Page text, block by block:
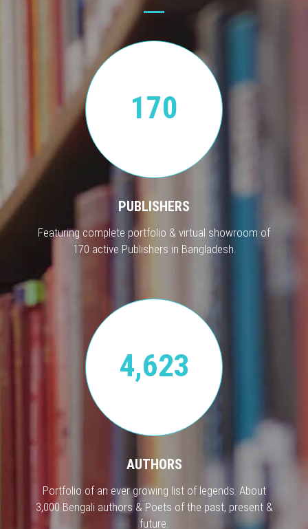
170
PUBLISHERS
Featuring complete portfolio & virtual showroom of
170 active Publishers in Bangladesh.
4,623
AUTHORS
Portfolio of an ever growing list of legends. About
3,000 Bengali authors & Poets of the past, present &
future.